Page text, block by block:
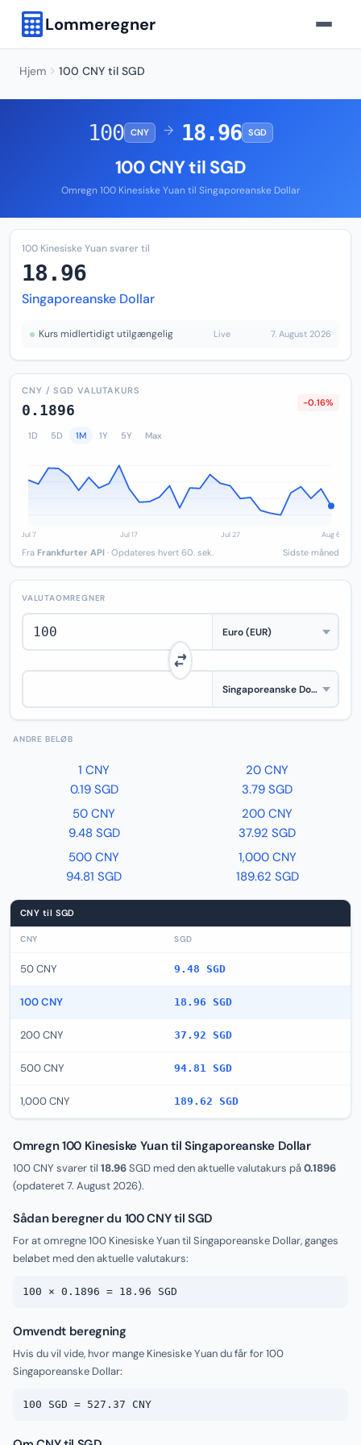
Lommeregner
Hjem 100 CNY til SGD
100 CNY → 18.96 SGD
100 CNY til SGD
Omregn 100 Kinesiske Yuan til Singaporeanske Dollar
100 Kinesiske Yuan svarer til
18.96
Singaporeanske Dollar
Kurs midlertidigt utilgængelig Live 7. August 2026
CNY / SGD VALUTAKURS
0.1896 -0.16%
1D 5D 1M 1Y 5Y Max
Fra Frankfurter API · Opdateres hvert 60. sek. Sidste måned
VALUTAOMREGNER
ANDRE BELØB
1 CNY
0.19 SGD
20 CNY
3.79 SGD
50 CNY
9.48 SGD
200 CNY
37.92 SGD
500 CNY
94.81 SGD
1,000 CNY
189.62 SGD
CNY til SGD
CNY SGD
50 CNY 9.48 SGD
100 CNY 18.96 SGD
200 CNY 37.92 SGD
500 CNY 94.81 SGD
1,000 CNY 189.62 SGD
Omregn 100 Kinesiske Yuan til Singaporeanske Dollar
100 CNY svarer til 18.96SGD med den aktuelle valutakurs på0.1896
(opdateret7. August 2026).
Sådan beregner du 100 CNY til SGD
For at omregne 100 Kinesiske Yuan til Singaporeanske Dollar, ganges
beløbet med den aktuelle valutakurs:
100 × 0.1896 = 18.96 SGD
Omvendt beregning
Hvis du vil vide, hvor mange Kinesiske Yuan du får for 100
Singaporeanske Dollar:
100 SGD = 527.37 CNY